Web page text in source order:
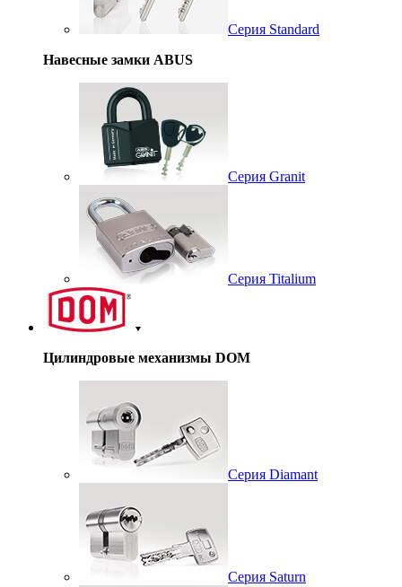
Серия Standard
Навесные замки ABUS
Серия Granit
Серия Titalium
Цилиндровые механизмы DOM
Серия Diamant
Серия Saturn